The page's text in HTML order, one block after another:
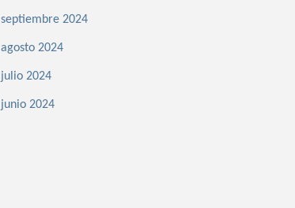
septiembre 2024
agosto 2024
julio 2024
junio 2024